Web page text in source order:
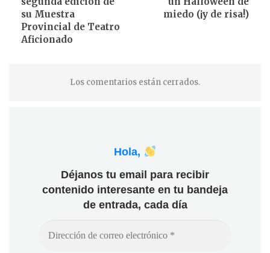
su Muestra
Provincial de Teatro
Aficionado
miedo (¡y de risa!)
Los comentarios están cerrados.
Hola,
Déjanos tu email para recibir
contenido interesante en tu bandeja
de entrada, cada día